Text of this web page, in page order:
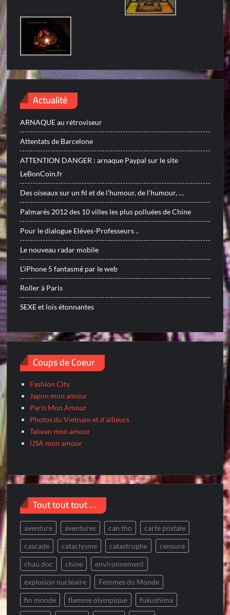
Actualité
ARNAQUE au rétroviseur
Attentats de Barcelone
ATTENTION DANGER : arnaque Paypal sur le site
LeBonCoin.fr
Des oiseaux sur un fil et de l’humour, de l’humour, …
Palmarés 2012 des 10 villes les plus polluées de Chine
Pour le dialogue Elèves-Professeurs ..
Le nouveau radar mobile
L’iPhone 5 fantasmé par le web
Roller à Paris
SEXE et lois étonnantes
Coups de Coeur
Fashion City
Japon mon amour
Paris Mon Amour
Photos du Vietnam et d'ailleurs
Taiwan mon amour
USA mon amour
Tout tout tout …
aventure aventures can tho carte postale
cascade cataclysme catastrophe censure
chau doc chine environnement
explosion nucléaire Femmes du Monde
fin monde flamme olympique fukushima